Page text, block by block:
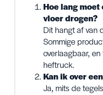
Hoe lang
vloer drogen?
Dit hangt af van
Sommige
overlaagbaar,
heftruck.
Kan ik over
Ja, mits de